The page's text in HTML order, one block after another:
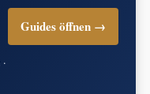
Guides öffnen →